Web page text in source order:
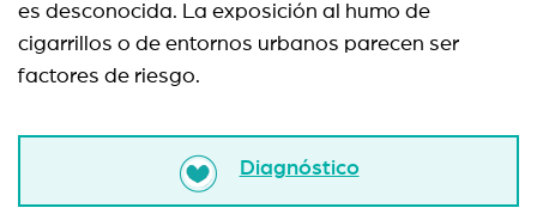
es desconocida. La exposición al humo de
cigarrillos o de entornos urbanos parecen ser
factores de riesgo.
Diagnóstico